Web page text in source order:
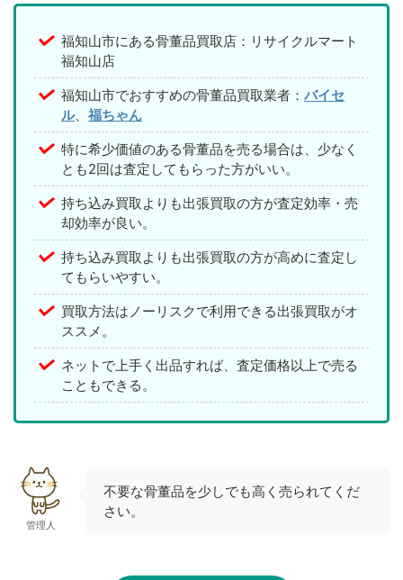
福知山市にある骨董品買取店：リサイクルマート
福知山店
福知山市でおすすめの骨董品買取業者： バイセ
ル、 福ちゃん
特に希少価値のある骨董品を売る場合は、少なく
とも2回は査定してもらった方がいい。
持ち込み買取よりも出張買取の方が査定効率・売
却効率が良い。
持ち込み買取よりも出張買取の方が高めに査定し
てもらいやすい。
買取方法はノーリスクで利用できる出張買取がオ
ススメ。
ネットで上手く出品すれば、査定価格以上で売る
こともできる。
管理人
不要な骨董品を少しでも高く売られてくだ
さい。